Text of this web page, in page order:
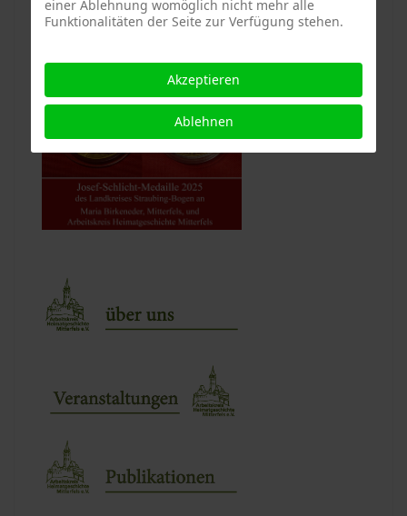
einer Ablehnung womöglich nicht mehr alle
Funktionalitäten der Seite zur Verfügung stehen.
Akzeptieren
Ablehnen